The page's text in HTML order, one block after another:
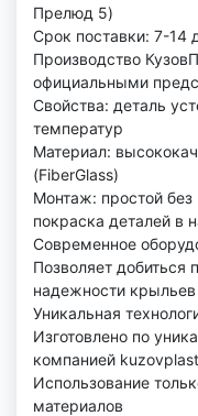
Прелюд 5)
Срок поставки: 7-14
Производство
официальными
Свойства: деталь
температур
Материал:
(FiberGlass)
Монтаж: простой
покраска деталей в
Современное
Позволяет добиться
надежности крыльев
Уникальная
Изготовлено по
компанией
Использование
материалов